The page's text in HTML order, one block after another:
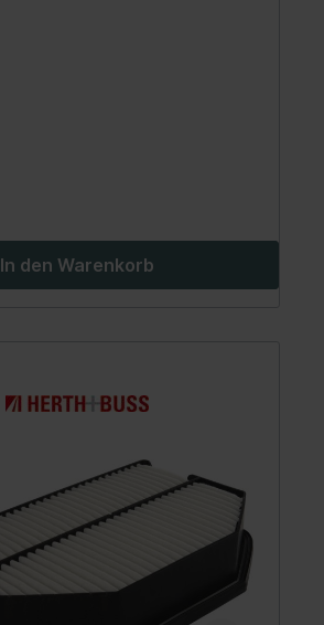
In den Warenkorb